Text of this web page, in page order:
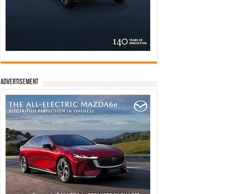
Advertisement